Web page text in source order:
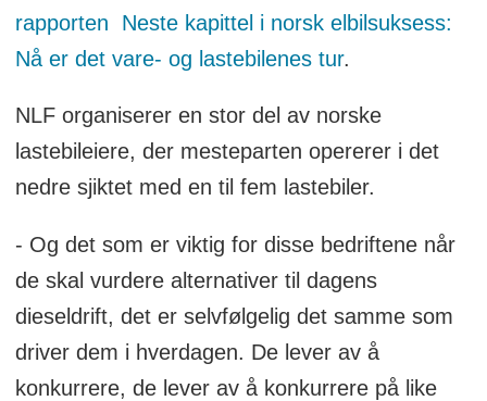
rapporten Neste kapittel i norsk elbilsuksess:
Nå er det vare- og lastebilenes tur.
NLF organiserer en stor del av norske
lastebileiere, der mesteparten opererer i det
nedre sjiktet med en til fem lastebiler.
- Og det som er viktig for disse bedriftene når
de skal vurdere alternativer til dagens
dieseldrift, det er selvfølgelig det samme som
driver dem i hverdagen. De lever av å
konkurrere, de lever av å konkurrere på like